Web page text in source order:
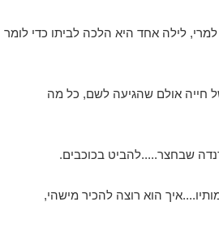
לילה אחד היא הלכה לביתו כדי לומר
חייה אולם שהגיעה לשם, כל מה
שבחצר.....להביט בכוכבים.
הוא רוצה להכיר מישהי,